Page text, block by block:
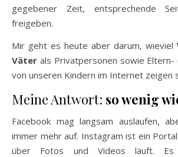
gegebener Zeit, entsprechende
freigeben.
Mir geht es heute aber darum, wieviel
Väter als Privatpersonen sowie Eltern-
von unseren Kindern im Internet zeigen
Meine Antwort: so wenig
Facebook mag langsam auslaufen,
immer mehr auf. Instagram ist ein
über Fotos und Videos läuft. Es